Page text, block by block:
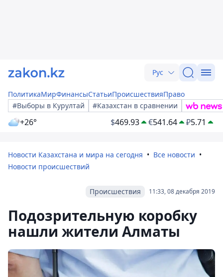
Рус
ПолитикаМирФинансыСтатьиПроисшествияПраво
#Выборы в Курултай
#Казахстан в сравнении
+26° $469.93 €541.64 ₽5.71
Новости Казахстана и мира на сегодня
Все новости
Новости происшествий
11:33, 08 декабря 2019
Происшествия
Подозрительную коробку
нашли жители Алматы